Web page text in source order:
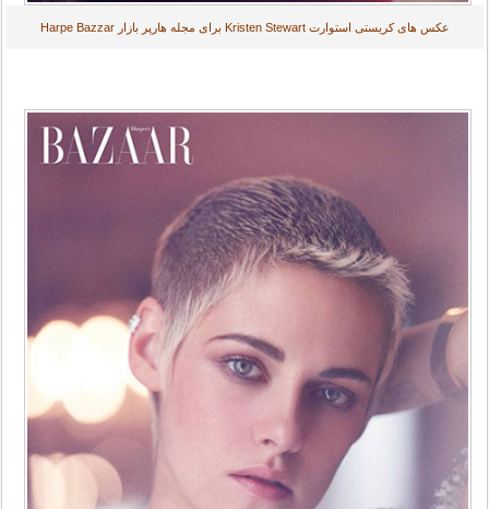
عکس های کریستی استوارت Kristen Stewart برای مجله هارپر بازار Harpe Bazzar